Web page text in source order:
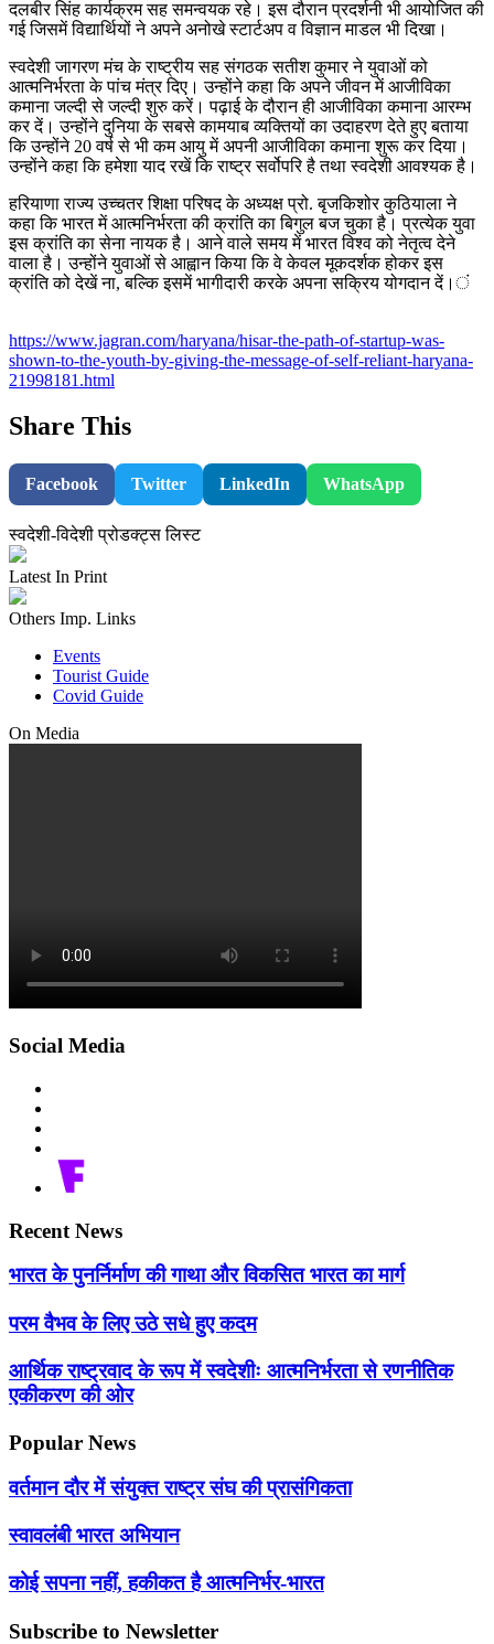
दलबीर सिंह कार्यक्रम सह समन्वयक रहे। इस दौरान प्रदर्शनी भी आयोजित की
गई जिसमें विद्यार्थियों ने अपने अनोखे स्टार्टअप व विज्ञान माडल भी दिखा।
स्वदेशी जागरण मंच के राष्ट्रीय सह संगठक सतीश कुमार ने युवाओं को
आत्मनिर्भरता के पांच मंत्र दिए। उन्होंने कहा कि अपने जीवन में आजीविका
कमाना जल्दी से जल्दी शुरु करें। पढ़ाई के दौरान ही आजीविका कमाना आरम्भ
कर दें। उन्होंने दुनिया के सबसे कामयाब व्यक्तियों का उदाहरण देते हुए बताया
कि उन्होंने 20 वर्ष से भी कम आयु में अपनी आजीविका कमाना शुरू कर दिया।
उन्होंने कहा कि हमेशा याद रखें कि राष्ट्र सर्वोपरि है तथा स्वदेशी आवश्यक है।
हरियाणा राज्य उच्चतर शिक्षा परिषद के अध्यक्ष प्रो. बृजकिशोर कुठियाला ने
कहा कि भारत में आत्मनिर्भरता की क्रांति का बिगुल बज चुका है। प्रत्येक युवा
इस क्रांति का सेना नायक है। आने वाले समय में भारत विश्व को नेतृत्व देने
वाला है। उन्होंने युवाओं से आह्वान किया कि वे केवल मूकदर्शक होकर इस
क्रांति को देखें ना, बल्कि इसमें भागीदारी करके अपना सक्रिय योगदान दें।ं
https://www.jagran.com/haryana/hisar-the-path-of-startup-was-
shown-to-the-youth-by-giving-the-message-of-self-reliant-haryana-
21998181.html
Share This
Facebook Twitter LinkedIn WhatsApp
स्वदेशी-विदेशी प्रोडक्ट्स लिस्ट
Latest In Print
Others Imp. Links
Events
Tourist Guide
Covid Guide
On Media
Social Media
Recent News
भारत के पुनर्निर्माण की गाथा और विकसित भारत का मार्ग
परम वैभव के लिए उठे सधे हुए कदम
आर्थिक राष्ट्रवाद के रूप में स्वदेशीः आत्मनिर्भरता से रणनीतिक
एकीकरण की ओर
Popular News
वर्तमान दौर में संयुक्त राष्ट्र संघ की प्रासंगिकता
स्वावलंबी भारत अभियान
कोई सपना नहीं, हकीकत है आत्मनिर्भर-भारत
Subscribe to Newsletter